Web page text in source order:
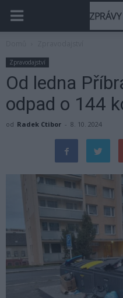
Zpravodajství
Od ledna
odpad o 144
od Radek Ctibor - 8. 10. 2024